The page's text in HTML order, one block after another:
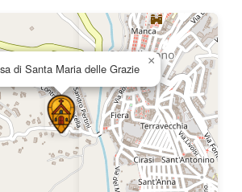
di Santa Maria delle Grazie
×